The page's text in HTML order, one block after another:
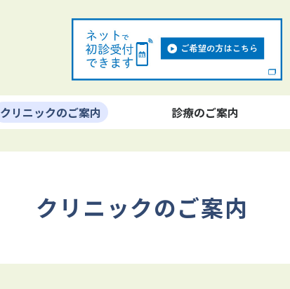
クリニックのご案内 診療のご案内
クリニックのご案内